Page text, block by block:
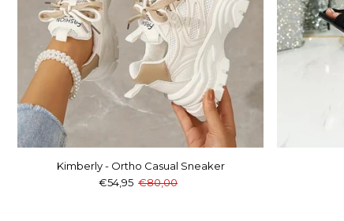
Kimberly - Ortho Casual Sneaker
€54,95 €80,00